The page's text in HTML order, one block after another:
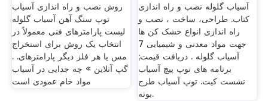
روش نصب و راه اندازی آسیاب
توپ سنگ آهن آسیاب گلوله
لیست پارامترهای فنی معمولاً در
انتخاب یک روش برای استخراج
مس یا هر فلز دیگر پارامترهای. .
گپ آنلاین » چه جدایی در آسیاب
مواد خام عمودی است
آسیاب گلوله نصب و راه اندازی
کتاب. طراحی، ساخت ، نصب و
راه اندازی انواع خشک کن ها
جهت مواد معدنی و شیمیایی 7
آسیاب گلوله . دریافت قیمت;
برنامه های توپ پیچ آسیاب
نشست کیت. توپ آسیاب طرح
بوته.